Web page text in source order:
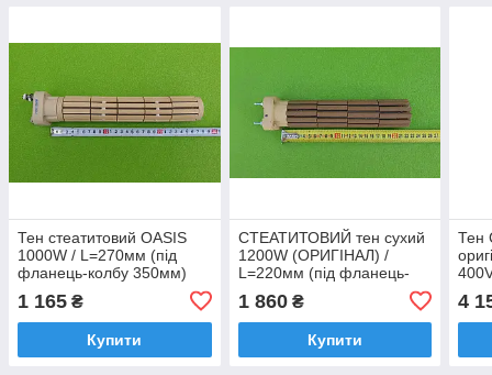
Тен стеатитовий OASIS
1000W / L=270мм (під
фланець-колбу 350мм)
Steatite Vertigo
1 165 ₴
Купити
СТЕАТИТОВИЙ тен сухий
1200W (ОРИГІНАЛ) /
L=220мм (під фланець-
колбу L=280-350мм) для
бойлерів Atlantic,Thermor
1 860₴
Купити
Тен
в
4